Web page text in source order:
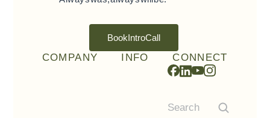
Book Intro Call
COMPANY INFO CONNECT